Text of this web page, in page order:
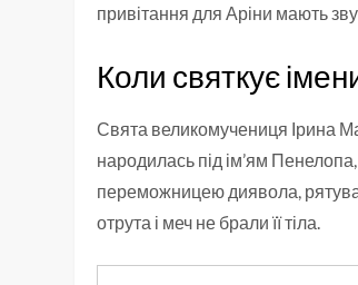
привітання для Аріни мають
Коли святкує
Свята великомучениця Ірина
народилась під ім’ям
переможницею диявола,
отрута і меч не брали її тіла.